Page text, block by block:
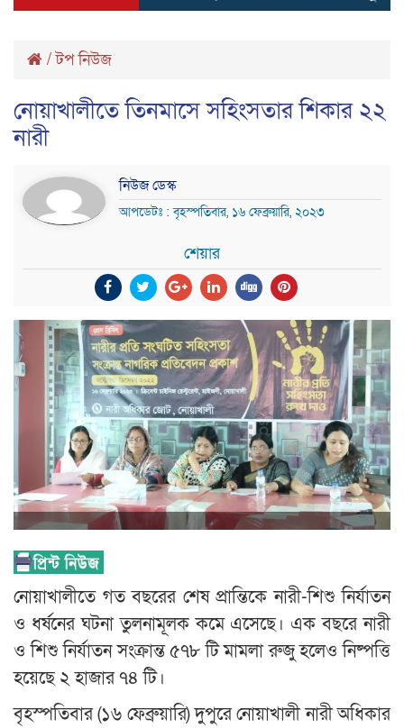
/টপ নিউজ
নোয়াখালীতে তিনমাসে সহিংসতার শিকার ২২
নারী
নিউজ ডেস্ক
আপডেটঃ : বৃহস্পতিবার, ১৬ ফেব্রুয়ারি, ২০২৩
শেয়ার
নোয়াখালীতে গত বছরের শেষ প্রান্তিকে নারী-শিশু নির্যাতন
ও ধর্ষনের ঘটনা তুলনামূলক কমে এসেছে। এক বছরে নারী
ও শিশু নির্যাতন সংক্রান্ত ৫৭৮ টি মামলা রুজু হলেও নিষ্পত্তি
হয়েছে ২ হাজার ৭৪ টি।
বৃহস্পতিবার (১৬ ফেব্রুয়ারি) দুপুরে নোয়াখালী নারী অধিকার